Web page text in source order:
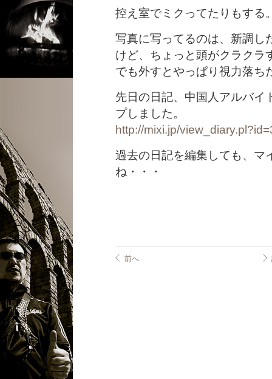
控え室でミクってたりもする
写真に写ってるのは、新調し
けど、ちょっと頭がクラクラ
でも外すとやっぱり視力落ち
先日の日記、中国人アルバイ
プしました。
http://mixi.jp/
過去の日記を編集しても、マ
ね・・・
前へ